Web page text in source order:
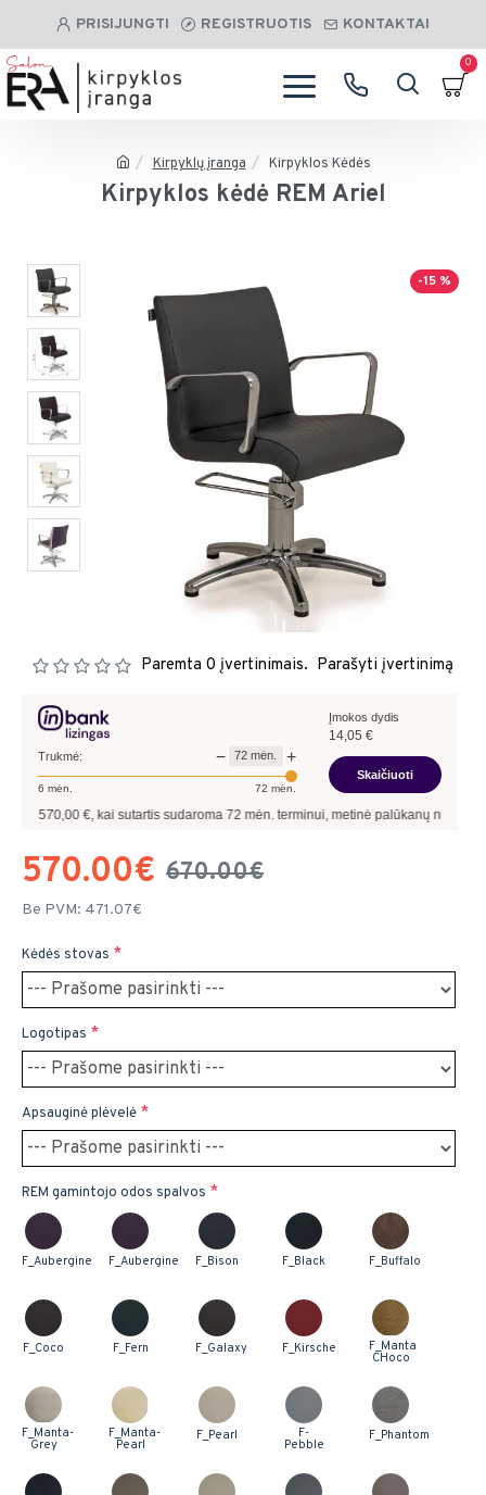
PRISIJUNGTI REGISTRUOTIS KONTAKTAI
0
Kirpyklų įranga Kirpyklos Kėdės
Kirpyklos kėdė REM Ariel
-15 %
Paremta 0 įvertinimais. Parašyti įvertinimą
570.00€ 670.00€
Be PVM: 471.07€
Kėdės stovas
Logotipas
Apsauginė plėvelė
REM gamintojo odos spalvos
F_Aubergine F_Aubergine F_Bison F_Black F_Buffalo
F_Coco F_Fern F_Galaxy F_Kirsche F_Manta
CHoco
F_Manta-
Grey
F_Manta-
Pearl
F_Pearl F-
Pebble
F_Phantom
Trukmė: − 72 mėn. +
6 mėn. 72 mėn.
Įmokos dydis
14,05 €
Skaičiuoti
€, kai sutartis sudaroma72mėn. terminui, metinė palūkanų norma –13,90